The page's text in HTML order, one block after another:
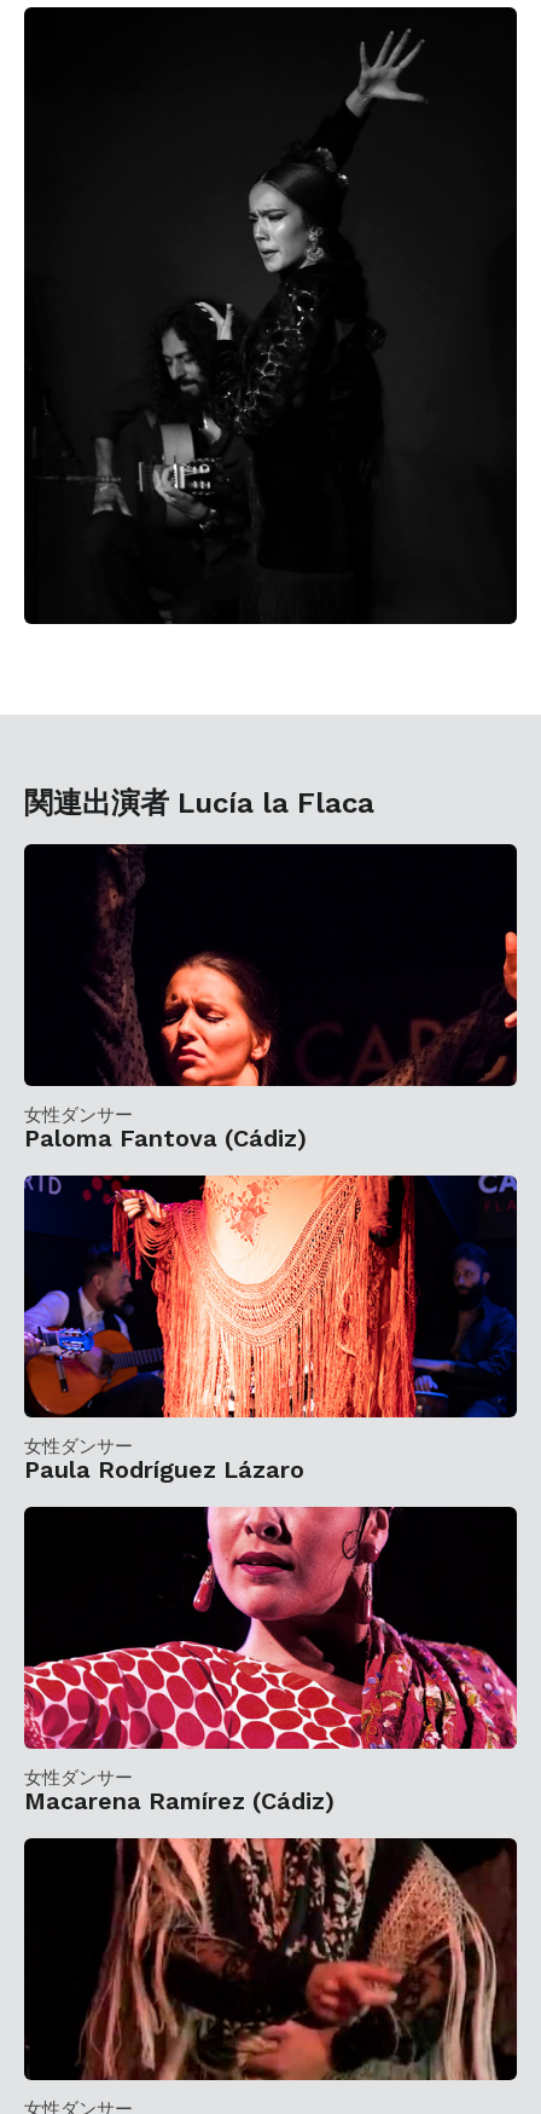
関連出演者 Lucía la Flaca
女性ダンサー
Paloma Fantova (Cádiz)
女性ダンサー
Paula Rodríguez Lázaro
女性ダンサー
Macarena Ramírez (Cádiz)
女性ダンサー